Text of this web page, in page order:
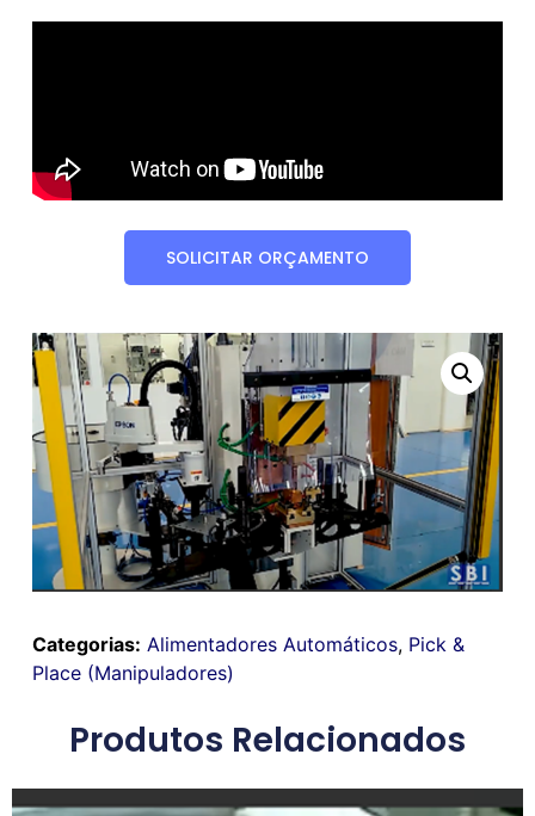
SOLICITAR ORÇAMENTO
Categorias: Alimentadores Automáticos, Pick &
Place (Manipuladores)
Produtos Relacionados